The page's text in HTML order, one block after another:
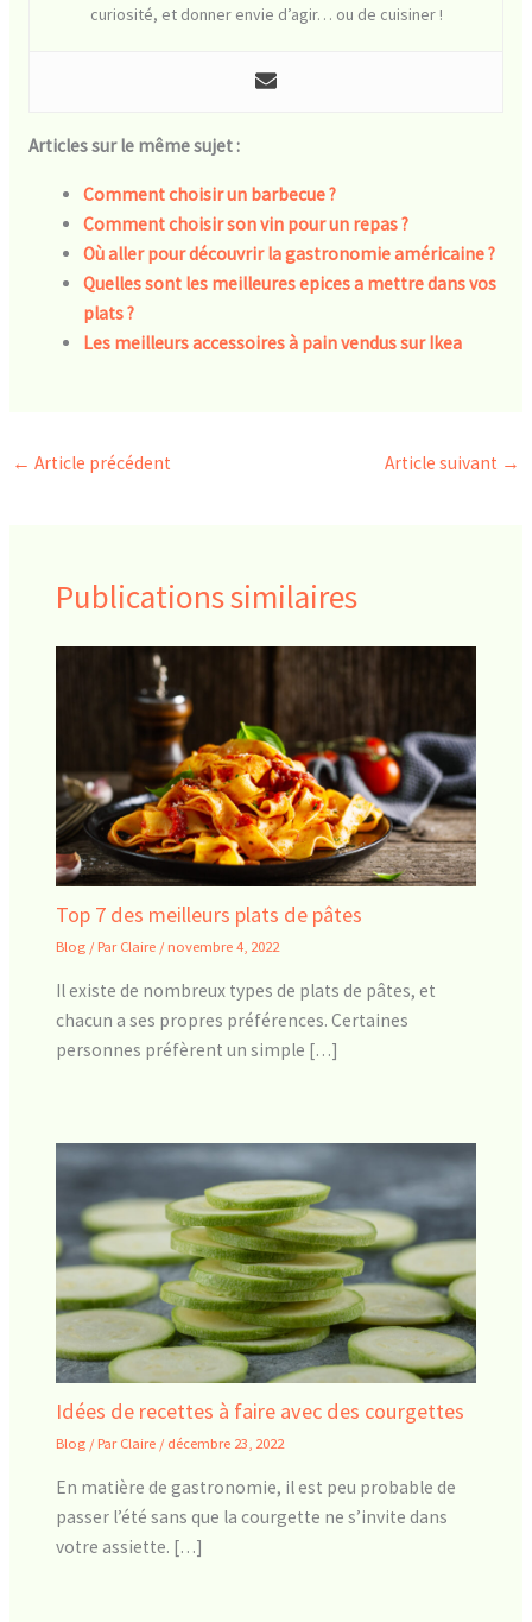
curiosité, et donner envie d’agir… ou de cuisiner !
Articles sur le même sujet :
Comment choisir un barbecue ?
Comment choisir son vin pour un repas ?
Où aller pour découvrir la gastronomie américaine ?
Quelles sont les meilleures epices a mettre dans vos
plats ?
Les meilleurs accessoires à pain vendus sur Ikea
← Article précédent Article suivant →
Publications similaires
Top 7 des meilleurs plats de pâtes
Blog / Par Claire / novembre 4, 2022
Il existe de nombreux types de plats de pâtes, et
chacun a ses propres préférences. Certaines
personnes préfèrent un simple […]
Idées de recettes à faire avec des courgettes
Blog / Par Claire / décembre 23, 2022
En matière de gastronomie, il est peu probable de
passer l’été sans que la courgette ne s’invite dans
votre assiette. […]